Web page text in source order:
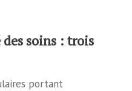
soins : trois
portant